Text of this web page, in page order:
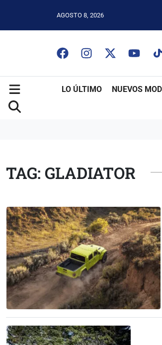
AGOSTO 8, 2026
LO ÚLTIMO NUEVOS
TAG: GLADIATOR